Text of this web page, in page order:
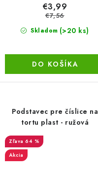
Skladom (>20 ks)
€3,99
€7,56
DO KOŠÍKA
Podstavec pre číslice na
tortu plast - ružová
64 %
Akcia